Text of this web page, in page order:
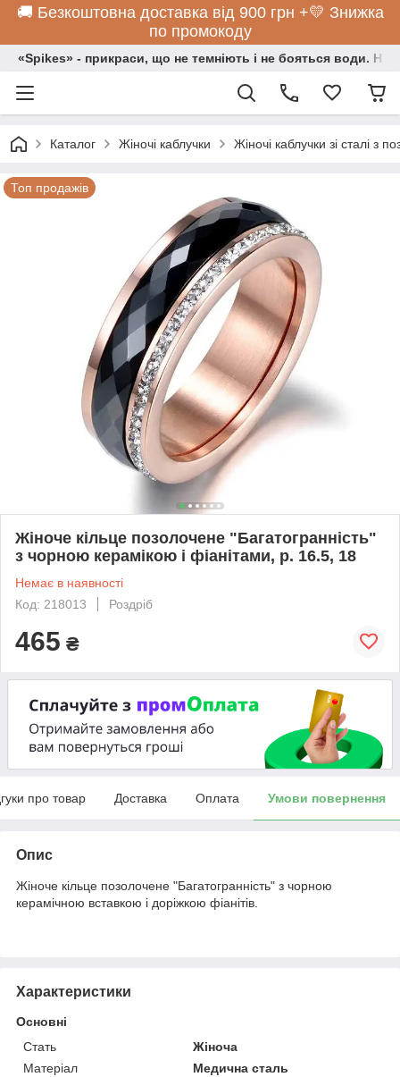
🚚 Безкоштовна доставка від 900 грн +💛 Знижка
по промокоду
«Spikes» - прикраси, що не темніють і не бояться води.
Каталог Жіночі каблучки Жіночі каблучки зі сталі з
Топ продажів
Жіноче кільце позолочене "Багатогранність"
з чорною керамікою і фіанітами, р. 16.5, 18
Немає в наявності
Код: 218013
Роздріб
465 ₴
про товар Доставка Оплата Умови повернення
Опис
Жіноче кільце позолочене "Багатогранність" з чорною
керамічною вставкою і доріжкою фіанітів.
Характеристики
Основні
Стать
Жіноча
Матеріал
Медична сталь